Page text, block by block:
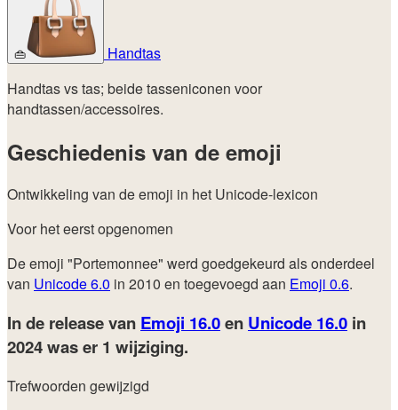
👜
Handtas
Handtas vs tas; beide tasseniconen voor
handtassen/accessoires.
Geschiedenis van de emoji
Ontwikkeling van de emoji in het Unicode-lexicon
Voor het eerst opgenomen
De emoji "Portemonnee" werd goedgekeurd als onderdeel
van Unicode 6.0 in 2010 en toegevoegd aan Emoji 0.6.
In de release van Emoji 16.0en Unicode 16.0 in
2024was er 1 wijziging.
Trefwoorden gewijzigd